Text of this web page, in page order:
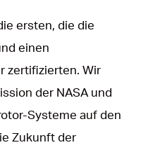
ersten, die die
einen
zertifizierten. Wir
der NASA und
Systeme auf den
Zukunft der